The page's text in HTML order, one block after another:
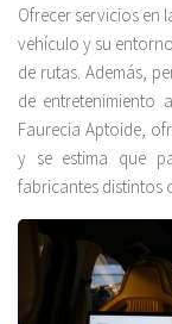
Ofrecer servicios en
vehículo y su
de rutas. Además,
de entretenimiento
Faurecia Aptoide,
y se estima que
fabricantes distintos